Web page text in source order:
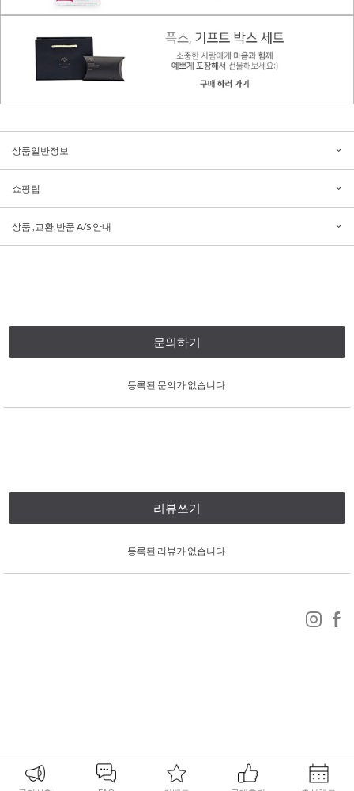
상품일반정보
쇼핑팁
상품 ,교환,반품 A/S 안내
문의하기
등록된 문의가 없습니다.
리뷰쓰기
등록된 리뷰가 없습니다.